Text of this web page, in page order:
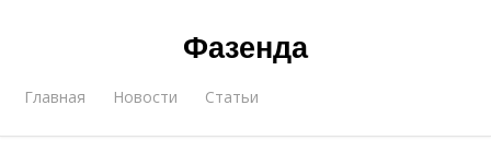
Фазенда
Главная Новости Статьи